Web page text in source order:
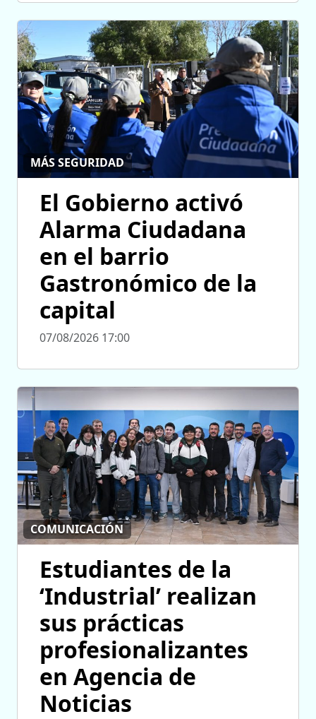
MÁS SEGURIDAD
El Gobierno activó
Alarma Ciudadana
en el barrio
Gastronómico de la
capital
07/08/2026 17:00
COMUNICACIÓN
Estudiantes de la
‘Industrial’ realizan
sus prácticas
profesionalizantes
en Agencia de
Noticias